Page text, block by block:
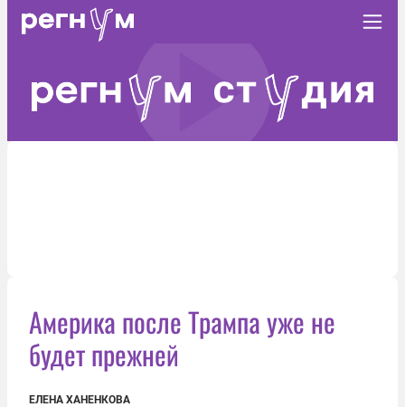
Америка после Трампа уже не
будет прежней
ЕЛЕНА ХАНЕНКОВА